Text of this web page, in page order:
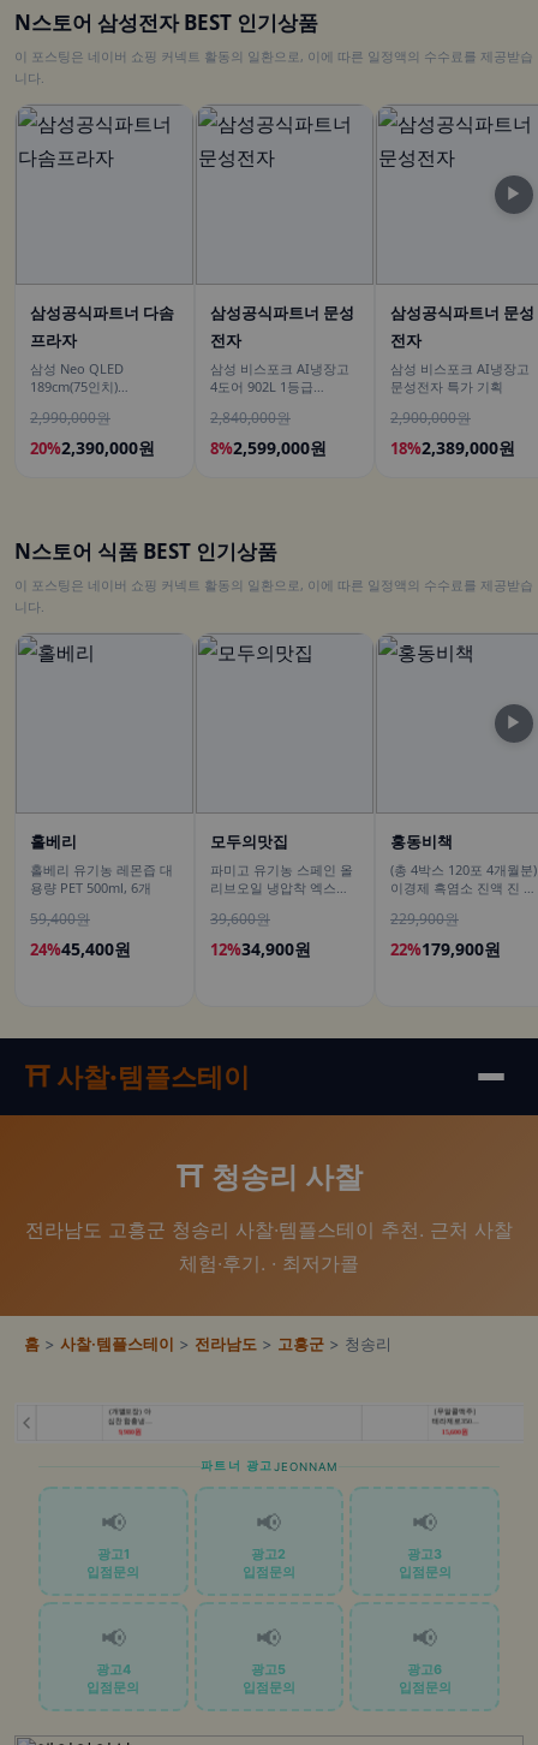
N스토어 삼성전자 BEST 인기상품
이 포스팅은 네이버 쇼핑 커넥트 활동의 일환으로, 이에 따른 일정액의 수수료를 제공받습
니다.
삼성공식파트너 다솜
프라자
삼성 Neo QLED
189cm(75인치)
TV
2,990,000원
20%2,390,000원
삼성공식파트너 문성
전자
삼성 비스포크 AI냉장고
4도어 902L 1등급
다크 메탈 푸드쇼케이스
2,840,000원
8%2,599,000원
삼성공식파트너 문성
전자
삼성 비스포크 AI냉장고
문성전자 특가 기획
2,900,000원
18%2,389,000원
▶
N스토어 식품 BEST 인기상품
이 포스팅은 네이버 쇼핑 커넥트 활동의 일환으로, 이에 따른 일정액의 수수료를 제공받습
니다.
홀베리
홀베리 유기농 레몬즙 대
용량 PET 500ml, 6개
59,400원
24%45,400원
모두의맛집
파미고 유기농 스페인 올
리브오일 냉압착 엑스트
500ml, 2개
39,600원
12%34,900원
홍동비책
(총 4박스 120포 4개월분)
이경제 흑염소 진액 진 엑
뉴얼 70ml 30포, 4개
229,900원
22%179,900원
▶
⛩️ 사찰·템플스테이
⛩️ 청송리 사찰
전라남도 고흥군 청송리 사찰·템플스테이 추천. 근처 사찰
체험·후기. · 최저가콜
홈 > 사찰·템플스테이 > 전라남도 > 고흥군 > 청송리
파트너 광고JEONNAM
📢
광고1
입점문의
📢
광고2
입점문의
📢
광고3
입점문의
📢
광고4
입점문의
📢
광고5
입점문의
📢
광고6
입점문의